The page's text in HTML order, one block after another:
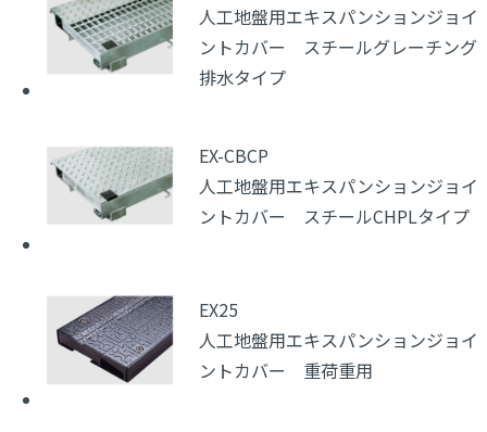
人工地盤用エキスパンションジョイ
ントカバー スチールグレーチング
排水タイプ
EX-CBCP
人工地盤用エキスパンションジョイ
ントカバー スチールCHPLタイプ
EX25
人工地盤用エキスパンションジョイ
ントカバー 重荷重用